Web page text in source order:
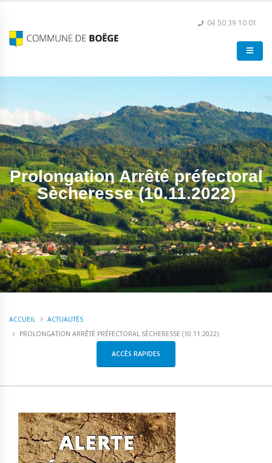
04 50 39 10 01
Prolongation Arrêté préfectoral
Sècheresse (10.11.2022)
ACCUEIL
ACTUALITÉS
PROLONGATION ARRÊTÉ PRÉFECTORAL SÈCHERESSE (10.11.2022)
ACCÈS RAPIDES